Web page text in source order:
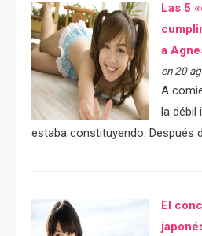
Las 5
a
en 20
A
la débil
estaba constituyendo. Después
El